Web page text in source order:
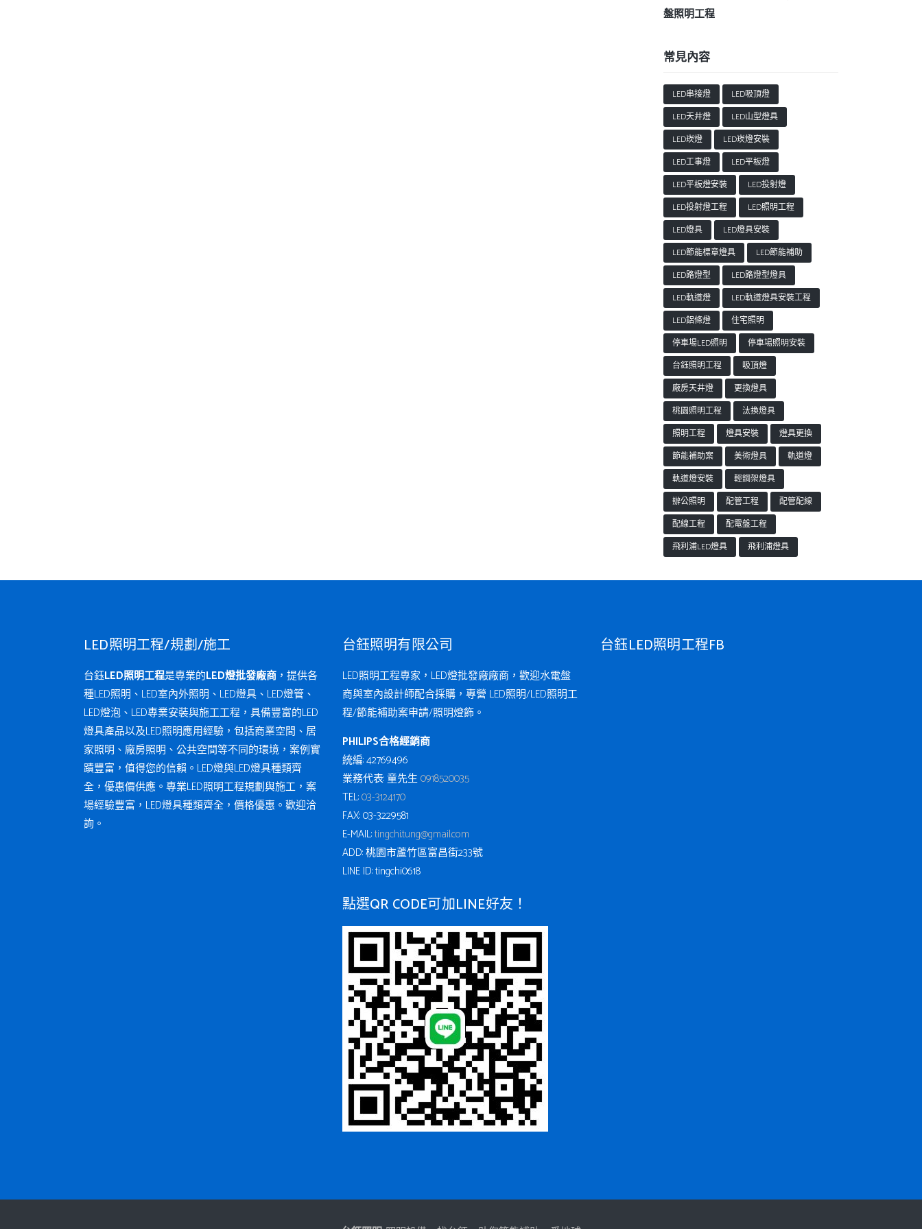
盤照明工程
常見內容
LED串接燈
LED吸頂燈
LED天井燈
LED山型燈具
LED崁燈
LED崁燈安裝
LED工事燈
LED平板燈
LED平板燈安裝
LED投射燈
LED投射燈工程
LED照明工程
LED燈具
LED燈具安裝
LED節能標章燈具
LED節能補助
LED路燈型
LED路燈型燈具
LED軌道燈
LED軌道燈具安裝工程
LED鋁條燈
住宅照明
停車場LED照明
停車場照明安裝
台鈺照明工程
吸頂燈
廠房天井燈
更換燈具
桃園照明工程
汰換燈具
照明工程
燈具安裝
燈具更換
節能補助案
美術燈具
軌道燈
軌道燈安裝
輕鋼架燈具
辦公照明
配管工程
配管配線
配線工程
配電盤工程
飛利浦LED燈具
飛利浦燈具
LED照明工程/規劃/施工
台鈺LED照明工程是專業的LED燈批發廠商 ，提供各
種LED照明、LED室內外照明、LED燈具、LED燈管、
LED燈泡、LED專業安裝與施工工程，具備豐富的LED
燈具產品以及LED照明應用經驗，包括商業空間、居
家照明、廠房照明、公共空間等不同的環境，案例實
蹟豐富，值得您的信賴。LED燈與LED燈具種類齊
全，優惠價供應。專業LED照明工程規劃與施工，案
場經驗豐富，LED燈具種類齊全，價格優惠。歡迎洽
詢。
台鈺照明有限公司
LED照明工程專家，LED燈批發廠廠商，歡迎水電盤
商與室內設計師配合採購，專營 LED照明/LED照明工
程/節能補助案申請/照明燈飾。
PHILIPS合格經銷商
統編: 42769496
業務代表: 童先生0918520035
TEL:03-3124170
FAX: 03-3229581
E-MAIL:tingchi.tung@gmail.com
ADD: 桃園市蘆竹區富昌街233號
LINE ID: tingchi0618
點選QR CODE可加LINE好友！
台鈺LED照明工程FB